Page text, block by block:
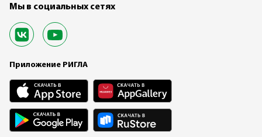
Мы в социальных сетях
Приложение РИГЛА